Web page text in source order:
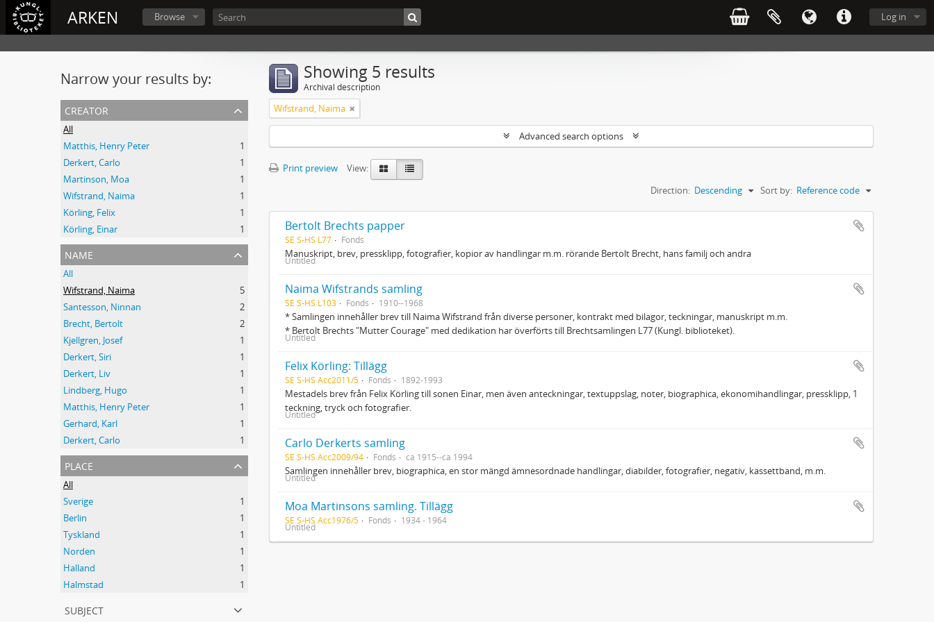
ARKEN Log in
Browse
Narrow your results by:
creator
All
Matthis, Henry Peter
1
Derkert, Carlo
1
Martinson, Moa
1
Wifstrand, Naima
1
Körling, Felix
1
Körling, Einar
1
name
All
Wifstrand, Naima
5
Santesson, Ninnan
2
Brecht, Bertolt
2
Kjellgren, Josef
1
Derkert, Siri
1
Derkert, Liv
1
Lindberg, Hugo
1
Matthis, Henry Peter
1
Gerhard, Karl
1
Derkert, Carlo
1
place
All
Sverige
1
Berlin
1
Tyskland
1
Norden
1
Halland
1
Halmstad
1
subject
Showing 5 results
Archival description
Wifstrand, Naima
Advanced search options
Print preview
View:
Sort by: Reference code
Direction: Descending
Bertolt Brechts papper
SE S-HS L77 Fonds
Manuskript, brev, pressklipp, fotografier, kopior av handlingar m.m. rörande Bertolt Brecht, hans familj och andra
Untitled
Naima Wifstrands samling
SE S-HS L103 Fonds 1910--1968
* Samlingen innehåller brev till Naima Wifstrand från diverse personer, kontrakt med bilagor, teckningar, manuskript m.m.
* Bertolt Brechts "Mutter Courage" med dedikation har överförts till Brechtsamlingen L77 (Kungl. biblioteket).
Untitled
Felix Körling: Tillägg
SE S-HS Acc2011/5 Fonds 1892-1993
Mestadels brev från Felix Körling till sonen Einar, men även anteckningar, textuppslag, noter, biographica, ekonomihandlingar, pressklipp, 1
teckning, tryck och fotografier.
Untitled
Carlo Derkerts samling
SE S-HS Acc2009/94 Fonds ca 1915--ca 1994
Samlingen innehåller brev, biographica, en stor mängd ämnesordnade handlingar, diabilder, fotografier, negativ, kassettband, m.m.
Untitled
Moa Martinsons samling. Tillägg
SE S-HS Acc1976/5 Fonds 1934 - 1964
Untitled